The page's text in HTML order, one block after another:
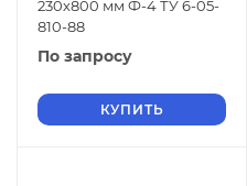
230х800 мм Ф-4 ТУ 6-05-
810-88
По запросу
КУПИТЬ